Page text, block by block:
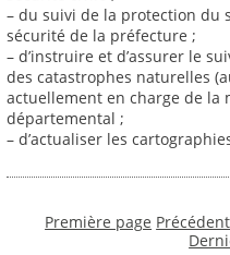
– du suivi de la protection du
sécurité de la préfecture ;
– d’instruire et d’assurer le
des catastrophes naturelles
actuellement en charge de la
départemental ;
– d’actualiser les
Première page